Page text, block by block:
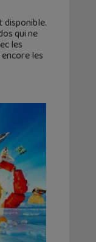
disponible.
qui ne
les
les